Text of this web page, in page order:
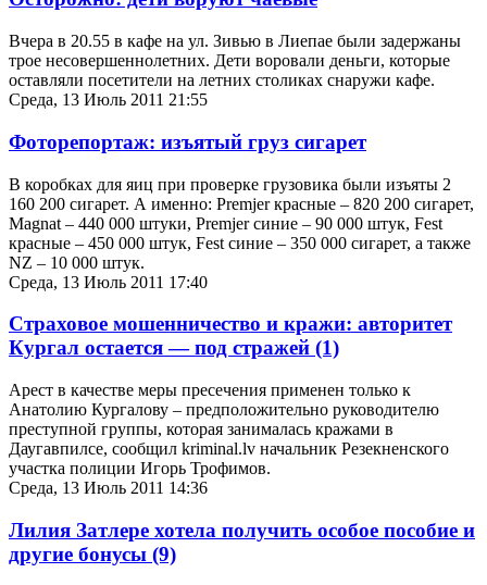
Вчера в 20.55 в кафе на ул. Зивью в Лиепае были задержаны
трое несовершеннолетних. Дети воровали деньги, которые
оставляли посетители на летних столиках снаружи кафе.
Среда, 13 Июль 2011 21:55
Фоторепортаж: изъятый груз сигарет
В коробках для яиц при проверке грузовика были изъяты 2
160 200 сигарет. А именно: Premjer красные – 820 200 сигарет,
Magnat – 440 000 штуки, Premjer синие – 90 000 штук, Fest
красные – 450 000 штук, Fest синие – 350 000 сигарет, а также
NZ – 10 000 штук.
Среда, 13 Июль 2011 17:40
Страховое мошенничество и кражи: авторитет
Кургал остается — под стражей (1)
Арест в качестве меры пресечения применен только к
Анатолию Кургалову – предположительно руководителю
преступной группы, которая занималась кражами в
Даугавпилсе, сообщил kriminal.lv начальник Резекненского
участка полиции Игорь Трофимов.
Среда, 13 Июль 2011 14:36
Лилия Затлере хотела получить особое пособие и
другие бонусы (9)